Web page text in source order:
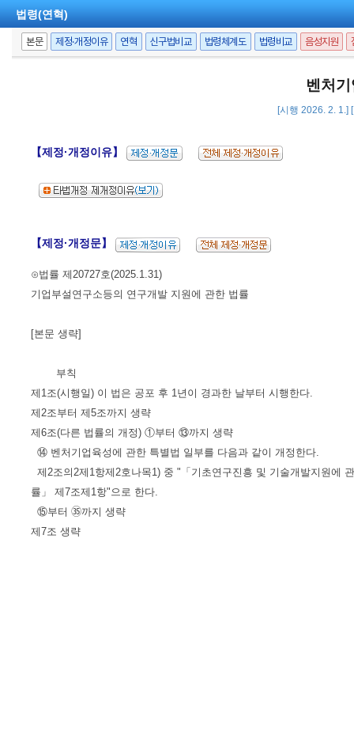
법령(연혁)
본문 제정·개정이유 연혁 신구법비교 법령체계도 법령비교 음성지원
벤처
[시행 2026. 2. 1.]
【제정·개정이유】
【제정·개정문】
⊙법률 제20727호(2025.1.31)
기업부설연구소등의 연구개발 지원에 관한 법률
[본문 생략]
부칙
제1조(시행일) 이 법은 공포 후 1년이 경과한 날부터 시행한다.
제2조부터 제5조까지 생략
제6조(다른 법률의 개정) ①부터 ⑬까지 생략
⑭ 벤처기업육성에 관한 특별법 일부를 다음과 같이 개정한다.
제2조의2제1항제2호나목1) 중 "「기초연구진흥 및 기술개발지원에
률」 제7조제1항"으로 한다.
⑮부터 ㉟까지 생략
제7조 생략